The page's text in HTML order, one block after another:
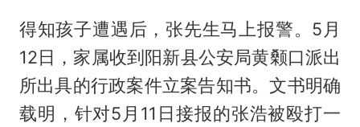
得知孩子遭遇后，张先生马上报警。5月
12日，家属收到阳新县公安局黄颡口派出
所出具的行政案件立案告知书。文书明确
载明，针对5月11日接报的张浩被殴打一